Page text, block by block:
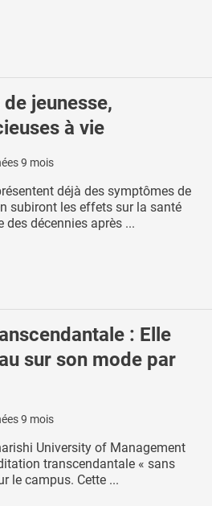
de jeunesse,
à vie
9 mois
déjà des symptômes de
subiront les effets sur la santé
décennies après ...
: Elle
sur son mode par
9 mois
University of Management
transcendantale « sans
le campus. Cette ...